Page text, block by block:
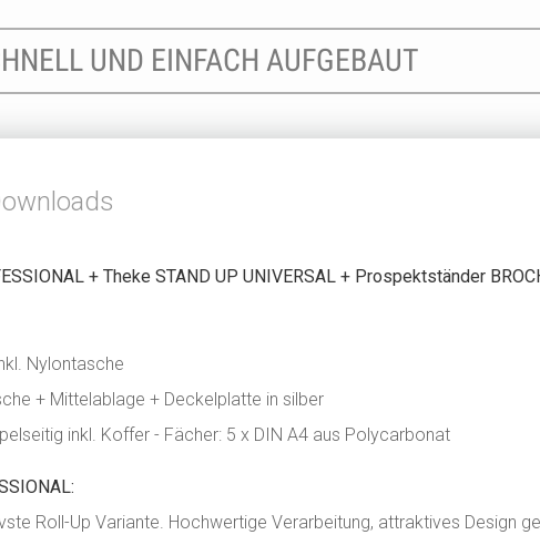
UND EINFACH AUFGEBAUT
+ Theke STAND UP UNIVERSAL + Prospektständer
Nylontasche
+ Mittelablage + Deckelplatte in silber
inkl. Koffer - Fächer: 5 x DIN A4 aus Polycarbonat
Roll-Up Variante. Hochwertige Verarbeitung, attraktives Design